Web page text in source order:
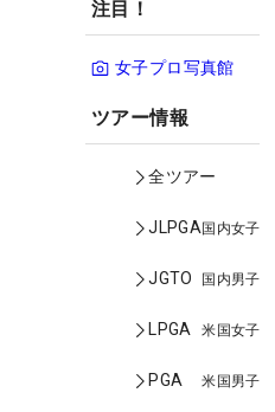
注目！
女子プロ写真館
ツアー情報
全ツアー
JLPGA国内女子
JGTO 国内男子
LPGA 米国女子
PGA 米国男子